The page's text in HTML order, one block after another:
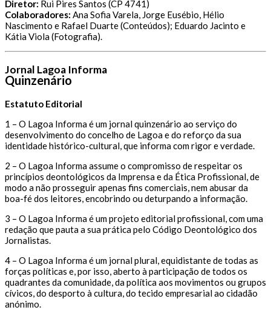
Diretor: Rui Pires Santos (CP 4741)
Colaboradores: Ana Sofia Varela, Jorge Eusébio, Hélio
Nascimento e Rafael Duarte (Conteúdos); Eduardo Jacinto e
Kátia Viola (Fotografia).
Jornal Lagoa Informa
Quinzenário
Estatuto Editorial
1 – O Lagoa Informa é um jornal quinzenário ao serviço do
desenvolvimento do concelho de Lagoa e do reforço da sua
identidade histórico-cultural, que informa com rigor e verdade.
2 – O Lagoa Informa assume o compromisso de respeitar os
princípios deontológicos da Imprensa e da Ética Profissional, de
modo a não prosseguir apenas fins comerciais, nem abusar da
boa-fé dos leitores, encobrindo ou deturpando a informação.
3 – O Lagoa Informa é um projeto editorial profissional, com uma
redação que pauta a sua prática pelo Código Deontológico dos
Jornalistas.
4 – O Lagoa Informa é um jornal plural, equidistante de todas as
forças políticas e, por isso, aberto à participação de todos os
quadrantes da comunidade, da política aos movimentos ou grupos
cívicos, do desporto à cultura, do tecido empresarial ao cidadão
anónimo.